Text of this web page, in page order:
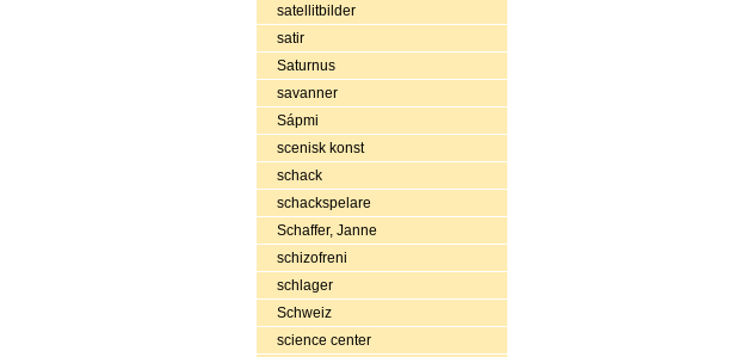
satellitbilder
satir
Saturnus
savanner
Sápmi
scenisk konst
schack
schackspelare
Schaffer, Janne
schizofreni
schlager
Schweiz
science center